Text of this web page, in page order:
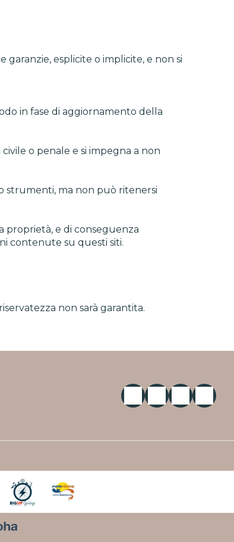
esplicite o implicite, e non si
in fase di aggiornamento della
o penale e si impegna a non
strumenti, ma non può ritenersi
proprietà, e di conseguenza
contenute su questi siti.
non sarà garantita.